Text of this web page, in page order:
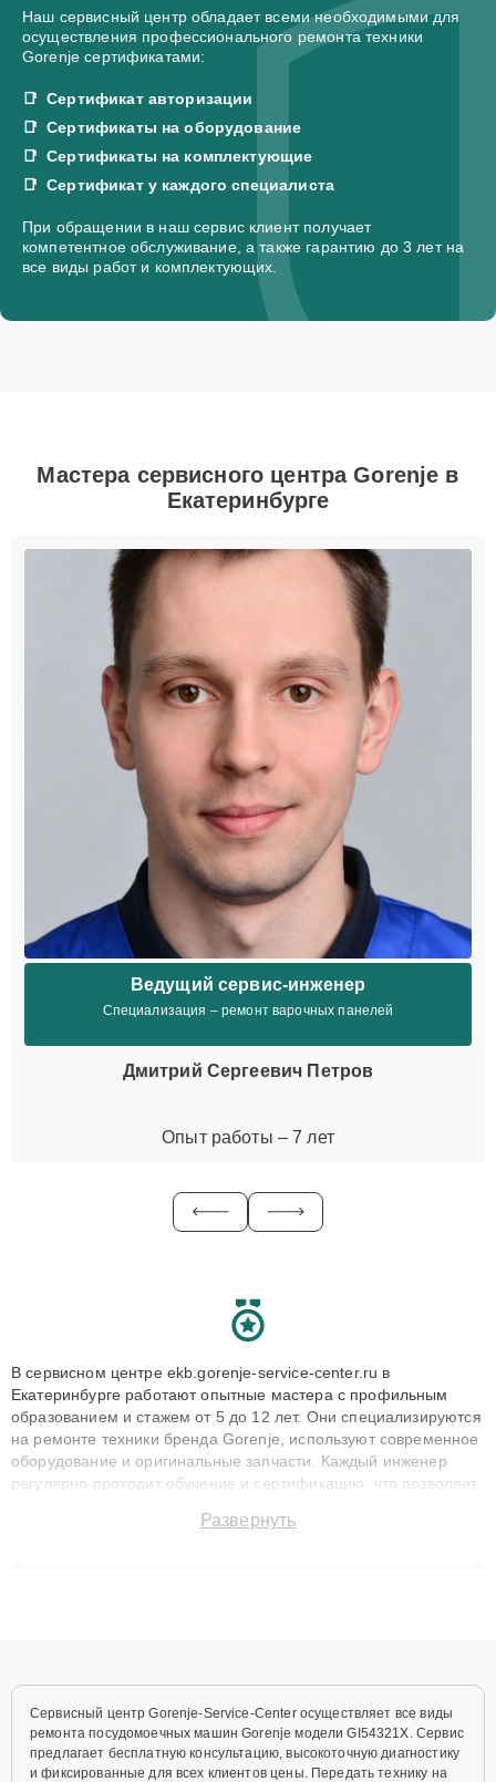
Наш сервисный центр обладает всеми необходимыми для
осуществления профессионального ремонта техники
Gorenje сертификатами:
Сертификат авторизации
Сертификаты на оборудование
Сертификаты на комплектующие
Сертификат у каждого специалиста
При обращении в наш сервис клиент получает
компетентное обслуживание, а также гарантию до 3 лет на
все виды работ и комплектующих.
Мастера сервисного центра Gorenje в
Екатеринбурге
Ведущий сервис-инженер
Специализация – ремонт варочных панелей
Дмитрий Сергеевич Петров
Опыт работы – 7 лет
В сервисном центре ekb.gorenje-service-center.ru в
Екатеринбурге работают опытные мастера с профильным
образованием и стажем от 5 до 12 лет. Они специализируются
на ремонте техники бренда Gorenje, используют современное
оборудование и оригинальные запчасти. Каждый инженер
регулярно проходит обучение и сертификацию, что позволяет
технику с сохранением гарантии до 3 лет. Наши мастера
Развернуть
Сервисный центр Gorenje-Service-Center осуществляет все виды
ремонта посудомоечных машин Gorenje модели GI54321X. Сервис
предлагает бесплатную консультацию, высокоточную диагностику
и фиксированные для всех клиентов цены. Передать технику на